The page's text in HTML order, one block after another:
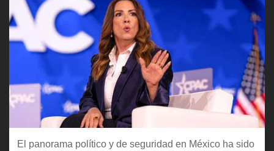
El panorama político y de seguridad en México ha sido